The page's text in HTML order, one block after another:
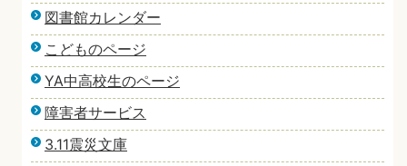
図書館カレンダー
こどものページ
YA中高校生のページ
障害者サービス
3.11震災文庫